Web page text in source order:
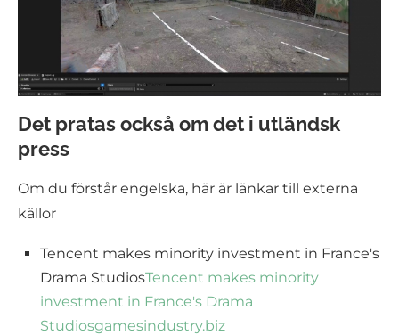
Det pratas också om det i utländsk
press
Om du förstår engelska, här är länkar till externa
källor
Tencent makes minority investment in France's
Drama StudiosTencent makes minority
investment in France's Drama
Studiosgamesindustry.biz